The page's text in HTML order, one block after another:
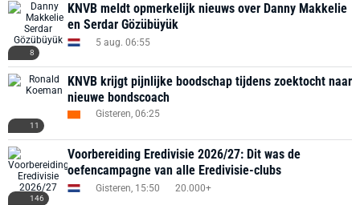
8
KNVB meldt opmerkelijk nieuws over Danny Makkelie
en Serdar Gözübüyük
5 aug. 06:55
11
KNVB krijgt pijnlijke boodschap tijdens zoektocht naar
nieuwe bondscoach
Gisteren, 06:25
146
Voorbereiding Eredivisie 2026/27: Dit was de
oefencampagne van alle Eredivisie-clubs
Gisteren, 15:50 20.000+